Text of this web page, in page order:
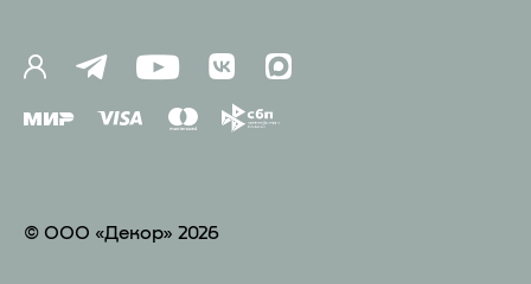
© ООО «Декор» 2026